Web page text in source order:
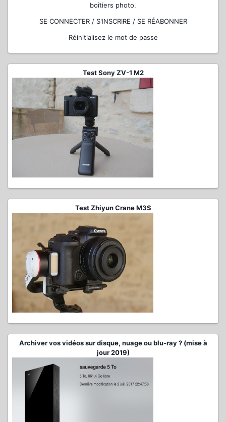
boîtiers photo.
SE CONNECTER / S'INSCRIRE / SE RÉABONNER
Réinitialisez le mot de passe
Test Sony ZV-1 M2
Test Zhiyun Crane M3S
Archiver vos vidéos sur disque, nuage ou blu-ray ? (mise à
jour 2019)